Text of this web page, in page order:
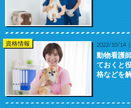
資格情報 2022/10/14
動物看護
ておくと
格などを